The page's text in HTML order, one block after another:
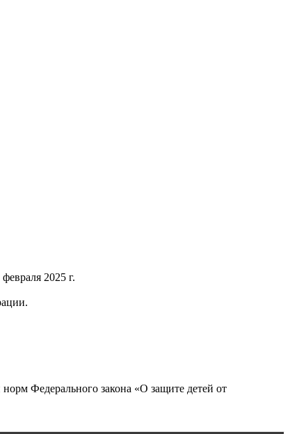
2025 г.
Федерального закона «О защите детей от